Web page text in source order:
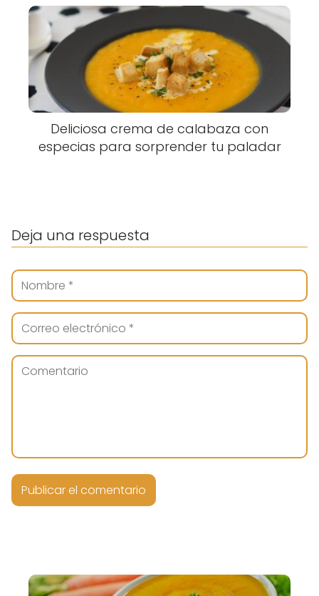
Deliciosa crema de calabaza con
especias para sorprender tu paladar
Deja una respuesta